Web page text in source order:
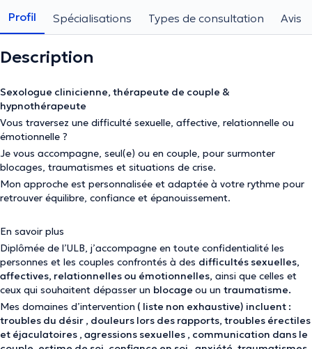
Profil Spécialisations Types de consultation Avis
Description
Sexologue clinicienne, thérapeute de couple &
hypnothérapeute
Vous traversez une difficulté sexuelle, affective, relationnelle ou
émotionnelle ?
Je vous accompagne, seul(e) ou en couple, pour surmonter
blocages, traumatismes et situations de crise.
Mon approche est personnalisée et adaptée à votre rythme pour
retrouver équilibre, confiance et épanouissement.
En savoir plus
Diplômée de l’ULB, j’accompagne en toute confidentialité les
personnes et les couples confrontés à des difficultés sexuelles,
affectives, relationnelles ou émotionnelles, ainsi que celles et
ceux qui souhaitent dépasser un blocage ou un traumatisme.
Mes domaines d’intervention ( liste non exhaustive) incluent :
troubles du désir , douleurs lors des rapports, troubles érectiles
et éjaculatoires , agressions sexuelles , communication dans le